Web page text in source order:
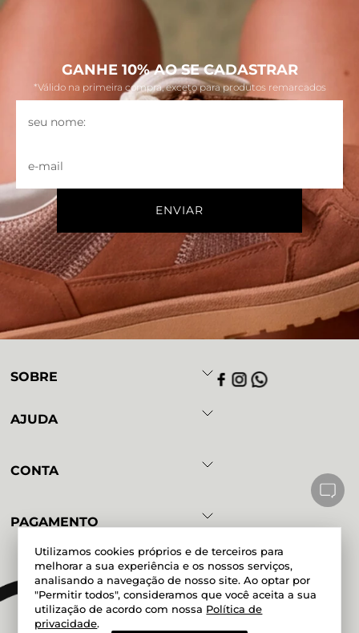
Utilizamos cookies próprios e de terceiros para
melhorar a sua experiência e os nossos serviços,
analisando a navegação de nosso site. Ao optar por
"Permitir todos", consideramos que você aceita a sua
utilização de acordo com nossa Política de
privacidade.
GANHE 10% AO SE CADASTRAR
*Válido na primeira compra, exceto para produtos remarcados
SOBRE
AJUDA
CONTA
PAGAMENTO
Powered by Developed by